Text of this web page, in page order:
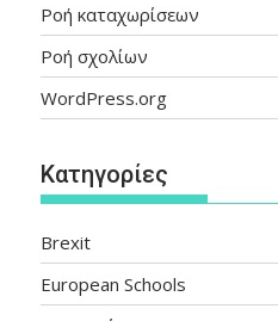
Ροή καταχωρίσεων
Ροή σχολίων
WordPress.org
Kατηγορίες
Brexit
European Schools